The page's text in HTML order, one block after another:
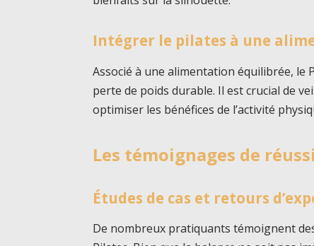
Intégrer le pilates à une
Associé à une alimentation équilibrée, le
perte de poids durable. Il est crucial de
optimiser les bénéfices de l’activité
Les témoignages de
Études de cas et retours
De nombreux pratiquants témoignent